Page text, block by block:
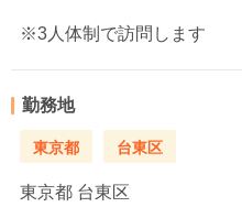
※3人体制で訪問します
勤務地
東京都 台東区
東京都 台東区